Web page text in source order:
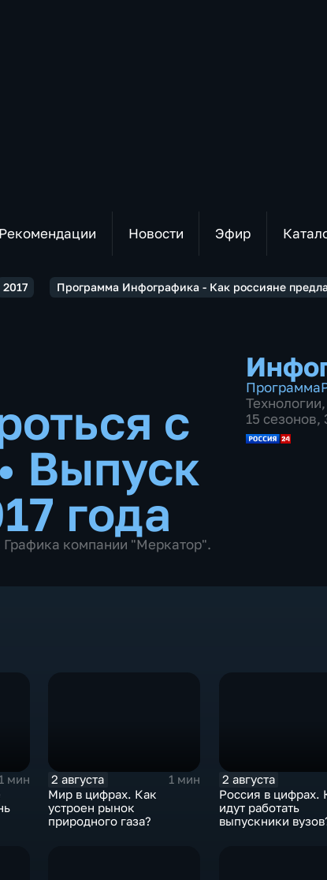
Рекомендации Новости Эфир
2017 Программа Инфографика - Как россияне
с
Выпуск
года
Графика компании "Меркатор".
Программа
Технологии,
15 сезонов,
1 мин
2 августа
1 мин
Мир в цифрах. Как
устроен рынок
природного газа?
2 августа
Россия в цифрах.
идут работать
выпускники